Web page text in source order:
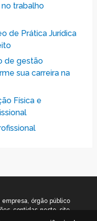
trabalho
de Prática Jurídica
de gestão
sua carreira na
Física e
órgão público
contidas neste site
por